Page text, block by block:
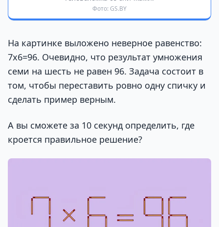
Фото: GS.BY
На картинке выложено неверное равенство:
7х6=96. Очевидно, что результат умножения
семи на шесть не равен 96. Задача состоит в
том, чтобы переставить ровно одну спичку и
сделать пример верным.
А вы сможете за 10 секунд определить, где
кроется правильное решение?